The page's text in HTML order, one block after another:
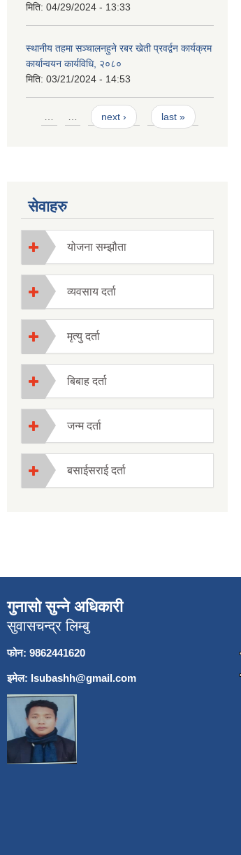
मिति: 04/29/2024 - 13:33
स्थानीय तहमा सञ्चालनहुने रबर खेती प्रवर्द्वन कार्यक्रम
कार्यान्वयन कार्यविधि, २०८०
मिति: 03/21/2024 - 14:53
Pages next › last »
सेवाहरु
योजना सम्झौता
व्यवसाय दर्ता
मृत्यु दर्ता
बिबाह दर्ता
जन्म दर्ता
बसाईसराई दर्ता
गुनासो सुन्ने अधिकारी
सुवासचन्द्र लिम्बु
फोन: 9862441620
इमेल: lsubashh@gmail.com